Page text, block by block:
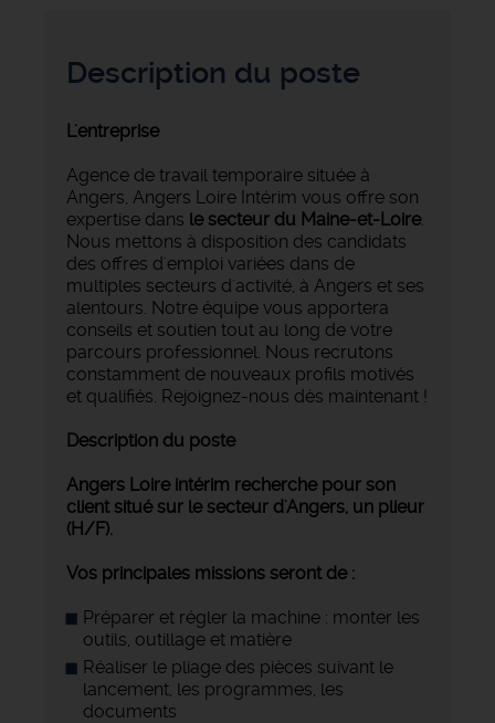
Description du poste
L'entreprise
Agence de travail temporaire située à
Angers, Angers Loire Intérim vous offre son
expertise dans le secteur du Maine-et-Loire.
Nous mettons à disposition des candidats
des offres d'emploi variées dans de
multiples secteurs d'activité, à Angers et ses
alentours. Notre équipe vous apportera
conseils et soutien tout au long de votre
parcours professionnel. Nous recrutons
constamment de nouveaux profils motivés
et qualifiés. Rejoignez-nous dès maintenant !
Description du poste
Angers Loire intérim recherche pour son
client situé sur le secteur d'Angers, un plieur
(H/F).
Vos principales missions seront de :
Préparer et régler la machine : monter les
outils, outillage et matière
Réaliser le pliage des pièces suivant le
lancement, les programmes, les
documents